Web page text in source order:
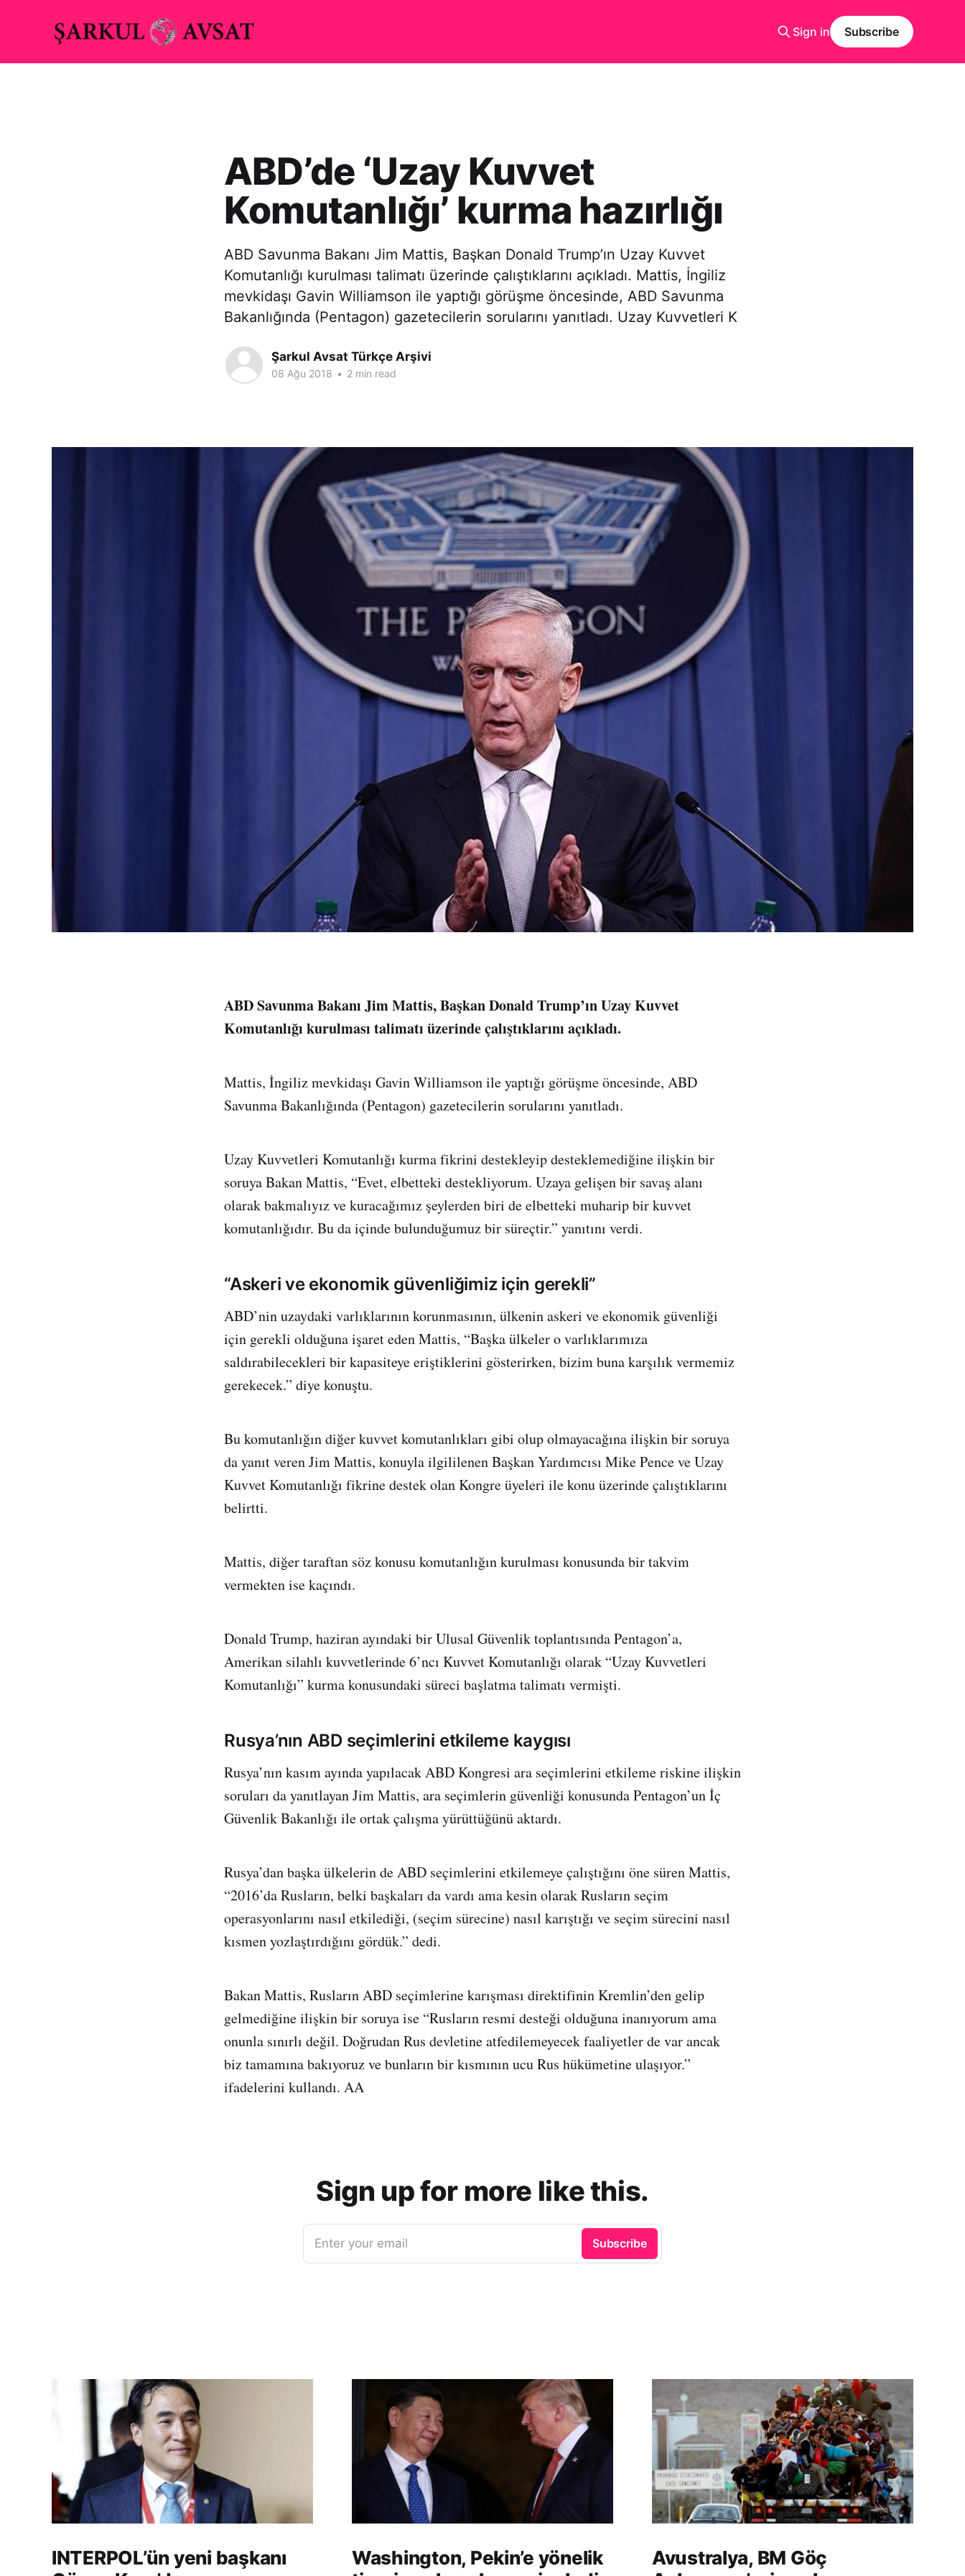
Sign in Subscribe
ABD’de ‘Uzay Kuvvet
Komutanlığı’ kurma hazırlığı
ABD Savunma Bakanı Jim Mattis, Başkan Donald Trump’ın Uzay Kuvvet
Komutanlığı kurulması talimatı üzerinde çalıştıklarını açıkladı. Mattis, İngiliz
mevkidaşı Gavin Williamson ile yaptığı görüşme öncesinde, ABD Savunma
Bakanlığında (Pentagon) gazetecilerin sorularını yanıtladı. Uzay Kuvvetleri K
Şarkul Avsat Türkçe Arşivi
08 Ağu 2018 • 2 min read
ABD Savunma Bakanı Jim Mattis, Başkan Donald Trump’ın Uzay Kuvvet
Komutanlığı kurulması talimatı üzerinde çalıştıklarını açıkladı.
Mattis, İngiliz mevkidaşı Gavin Williamson ile yaptığı görüşme öncesinde, ABD
Savunma Bakanlığında (Pentagon) gazetecilerin sorularını yanıtladı.
Uzay Kuvvetleri Komutanlığı kurma fikrini destekleyip desteklemediğine ilişkin bir
soruya Bakan Mattis, “Evet, elbetteki destekliyorum. Uzaya gelişen bir savaş alanı
olarak bakmalıyız ve kuracağımız şeylerden biri de elbetteki muharip bir kuvvet
komutanlığıdır. Bu da içinde bulunduğumuz bir süreçtir.” yanıtını verdi.
“Askeri ve ekonomik güvenliğimiz için gerekli”
ABD’nin uzaydaki varlıklarının korunmasının, ülkenin askeri ve ekonomik güvenliği
için gerekli olduğuna işaret eden Mattis, “Başka ülkeler o varlıklarımıza
saldırabilecekleri bir kapasiteye eriştiklerini gösterirken, bizim buna karşılık vermemiz
gerekecek.” diye konuştu.
Bu komutanlığın diğer kuvvet komutanlıkları gibi olup olmayacağına ilişkin bir soruya
da yanıt veren Jim Mattis, konuyla ilgililenen Başkan Yardımcısı Mike Pence ve Uzay
Kuvvet Komutanlığı fikrine destek olan Kongre üyeleri ile konu üzerinde çalıştıklarını
belirtti.
Mattis, diğer taraftan söz konusu komutanlığın kurulması konusunda bir takvim
vermekten ise kaçındı.
Donald Trump, haziran ayındaki bir Ulusal Güvenlik toplantısında Pentagon’a,
Amerikan silahlı kuvvetlerinde 6’ncı Kuvvet Komutanlığı olarak “Uzay Kuvvetleri
Komutanlığı” kurma konusundaki süreci başlatma talimatı vermişti.
Rusya’nın ABD seçimlerini etkileme kaygısı
Rusya’nın kasım ayında yapılacak ABD Kongresi ara seçimlerini etkileme riskine ilişkin
soruları da yanıtlayan Jim Mattis, ara seçimlerin güvenliği konusunda Pentagon’un İç
Güvenlik Bakanlığı ile ortak çalışma yürüttüğünü aktardı.
Rusya’dan başka ülkelerin de ABD seçimlerini etkilemeye çalıştığını öne süren Mattis,
“2016’da Rusların, belki başkaları da vardı ama kesin olarak Rusların seçim
operasyonlarını nasıl etkilediği, (seçim sürecine) nasıl karıştığı ve seçim sürecini nasıl
kısmen yozlaştırdığını gördük.” dedi.
Bakan Mattis, Rusların ABD seçimlerine karışması direktifinin Kremlin’den gelip
gelmediğine ilişkin bir soruya ise “Rusların resmi desteği olduğuna inanıyorum ama
onunla sınırlı değil. Doğrudan Rus devletine atfedilemeyecek faaliyetler de var ancak
biz tamamına bakıyoruz ve bunların bir kısmının ucu Rus hükümetine ulaşıyor.”
ifadelerini kullandı. AA
Sign up for more like this.
Enter your email Subscribe
INTERPOL’ün yeni başkanı
Washington, Pekin’e yönelik
Avustralya, BM Göç